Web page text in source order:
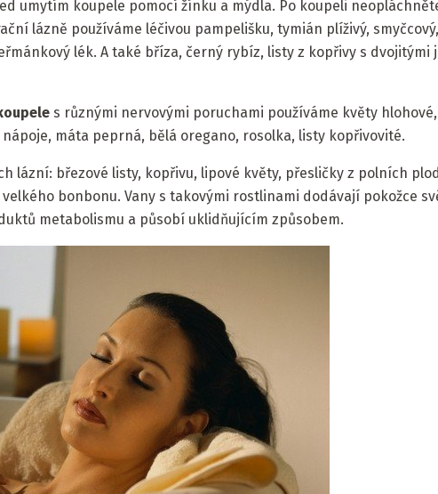
umytím koupele pomocí žínku a mýdla. Po koupeli
lázně používáme léčivou pampelišku, tymián plíživý,
lék. A také bříza, černý rybíz, listy z kopřivy s dvojitými
s různými nervovými poruchami používáme květy
máta peprná, bělá oregano, rosolka, listy kopřivovité.
lázní: březové listy, kopřivu, lipové květy, přesličky z polních
bonbonu. Vany s takovými rostlinami dodávají pokožce
metabolismu a působí uklidňujícím způsobem.